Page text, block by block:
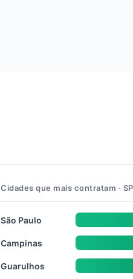
Cidades que mais contratam · SP
São Paulo
Campinas
Guarulhos